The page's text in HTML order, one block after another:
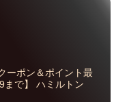
ーポン＆ポイント最
まで】 ハミルトン